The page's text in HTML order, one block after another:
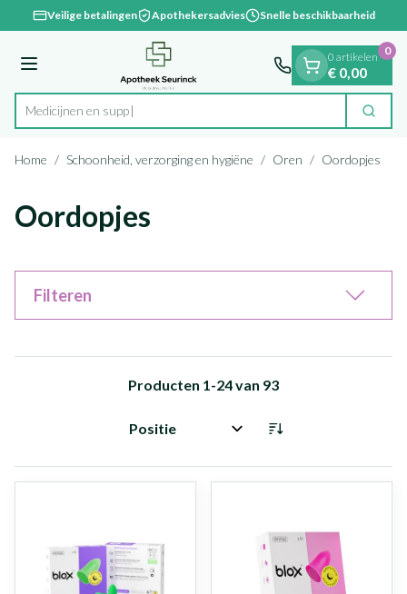
Ga naar de inhoud
1 van 1Veilige betalingen Apothekersadvies Snelle beschikbaarheid
Menu
Product, merk, categorie... Zoek
0 artikelen
€ 0,00
0
Home / Schoonheid, verzorging en hygiëne / Oren / Oordopjes
Oordopjes
Filteren
Producten 1-24van 93
Sorteer op: